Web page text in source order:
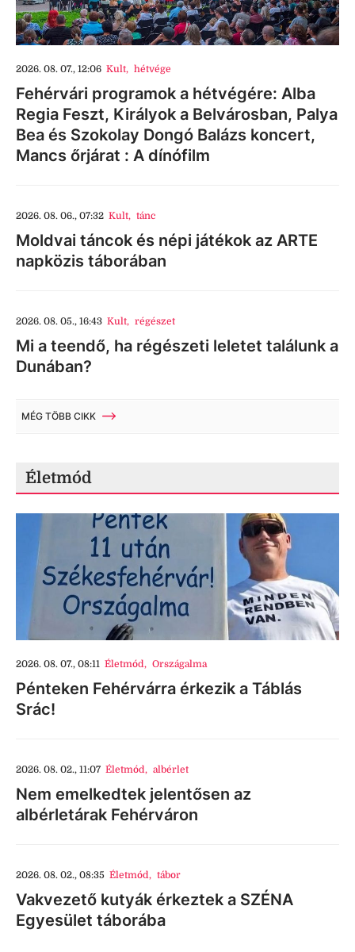
2026. 08. 07., 12:06 Kult, hétvége
Fehérvári programok a hétvégére: Alba
Regia Feszt, Királyok a Belvárosban, Palya
Bea és Szokolay Dongó Balázs koncert,
Mancs őrjárat : A dínófilm
2026. 08. 06., 07:32 Kult, tánc
Moldvai táncok és népi játékok az ARTE
napközis táborában
2026. 08. 05., 16:43 Kult, régészet
Mi a teendő, ha régészeti leletet találunk a
Dunában?
MÉG TÖBB CIKK
Életmód
2026. 08. 07., 08:11 Életmód, Országalma
Pénteken Fehérvárra érkezik a Táblás
Srác!
2026. 08. 02., 11:07 Életmód, albérlet
Nem emelkedtek jelentősen az
albérletárak Fehérváron
2026. 08. 02., 08:35 Életmód, tábor
Vakvezető kutyák érkeztek a SZÉNA
Egyesület táborába